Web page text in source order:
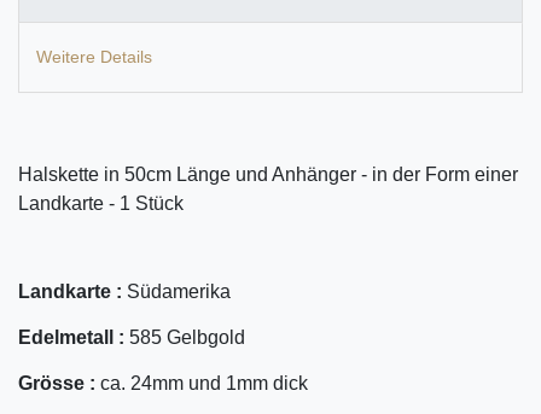
Weitere Details
Halskette in 50cm Länge und Anhänger - in der Form einer
Landkarte - 1 Stück
Landkarte : Südamerika
Edelmetall : 585 Gelbgold
Grösse : ca. 24mm und 1mm dick